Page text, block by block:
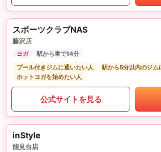
スポーツクラブNAS
藤沢店
ヨガ
駅から車で14分
プール付きジムに通いたい人
駅から5分以内のジム
ホットヨガを始めたい人
公式サイトを見る
inStyle
能見台店